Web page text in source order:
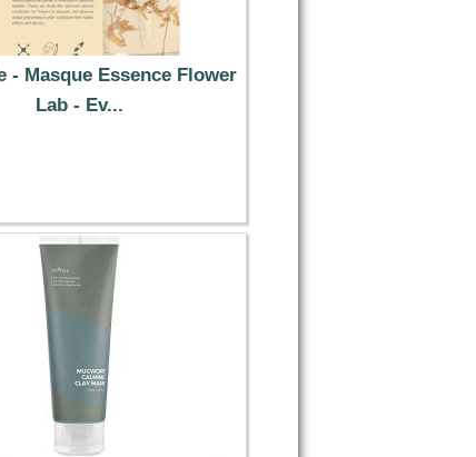
- Masque Essence Flower
Lab - Ev...